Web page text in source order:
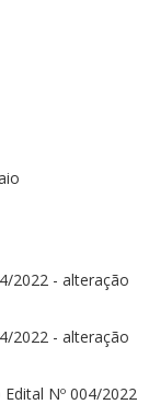
2022 - alteração
2022 - alteração
Nº 004/2022